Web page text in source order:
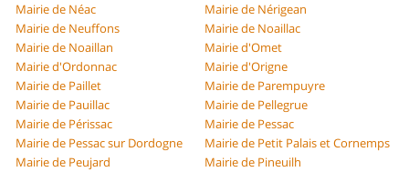
Mairie de Néac
Mairie de Nérigean
Mairie de Neuffons
Mairie de Noaillac
Mairie de Noaillan
Mairie d'Omet
Mairie d'Ordonnac
Mairie d'Origne
Mairie de Paillet
Mairie de Parempuyre
Mairie de Pauillac
Mairie de Pellegrue
Mairie de Périssac
Mairie de Pessac
Mairie de Pessac sur Dordogne
Mairie de Petit Palais et Cornemps
Mairie de Peujard
Mairie de Pineuilh